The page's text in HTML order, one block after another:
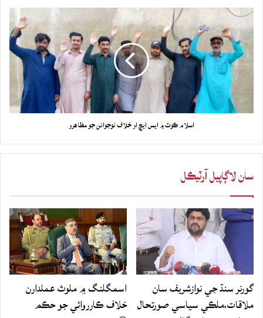
اسلام ڪوٽ ۾ ايس ايڇ او خلاف نوجوانن جو مظاهرو
سان لاڳاپيل آرٽيڪل
گورنر سنڌ جي نوازشريف سان
ملاقات،ملڪي سياسي صورتحال
اسمگلنگ ۾ ملوث عملدارن
خلاف ڪارروائي جو حڪم